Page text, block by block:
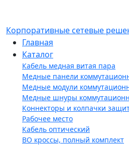
Корпоративные сетевые
Главная
Каталог
Кабель медная витая пара
Медные панели
Медные модули
Медные шнуры
Коннекторы и колпачки
Рабочее место
Кабель оптический
ВО кроссы, полный комплект